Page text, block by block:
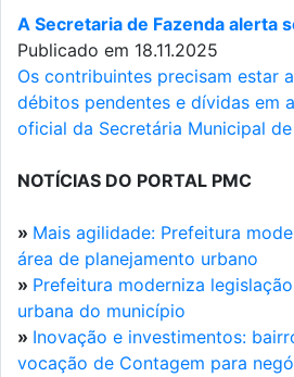
A Secretaria de Fazenda alerta
Publicado em 18.11.2025
Os contribuintes precisam estar
débitos pendentes e dívidas em
oficial da Secretária Municipal de
NOTÍCIAS DO PORTAL PMC
» Mais agilidade: Prefeitura
área de planejamento urbano
» Prefeitura moderniza
urbana do município
» Inovação e investimentos:
vocação de Contagem para